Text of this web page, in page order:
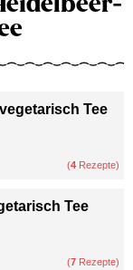
Tee
(4 Rezepte)
Tee
(7 Rezepte)